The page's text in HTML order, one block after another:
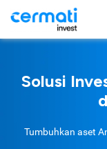
Solusi
Tumbuhkan aset